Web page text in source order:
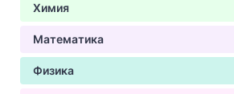
Химия
Математика
Физика